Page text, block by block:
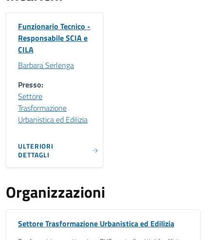
Funzionario Tecnico -
Responsabile SCIA e
CILA
Barbara Serlenga
Presso:
Settore
Trasformazione
Urbanistica ed Edilizia
ULTERIORI
DETTAGLI
Organizzazioni
Settore Trasformazione Urbanistica ed Edilizia